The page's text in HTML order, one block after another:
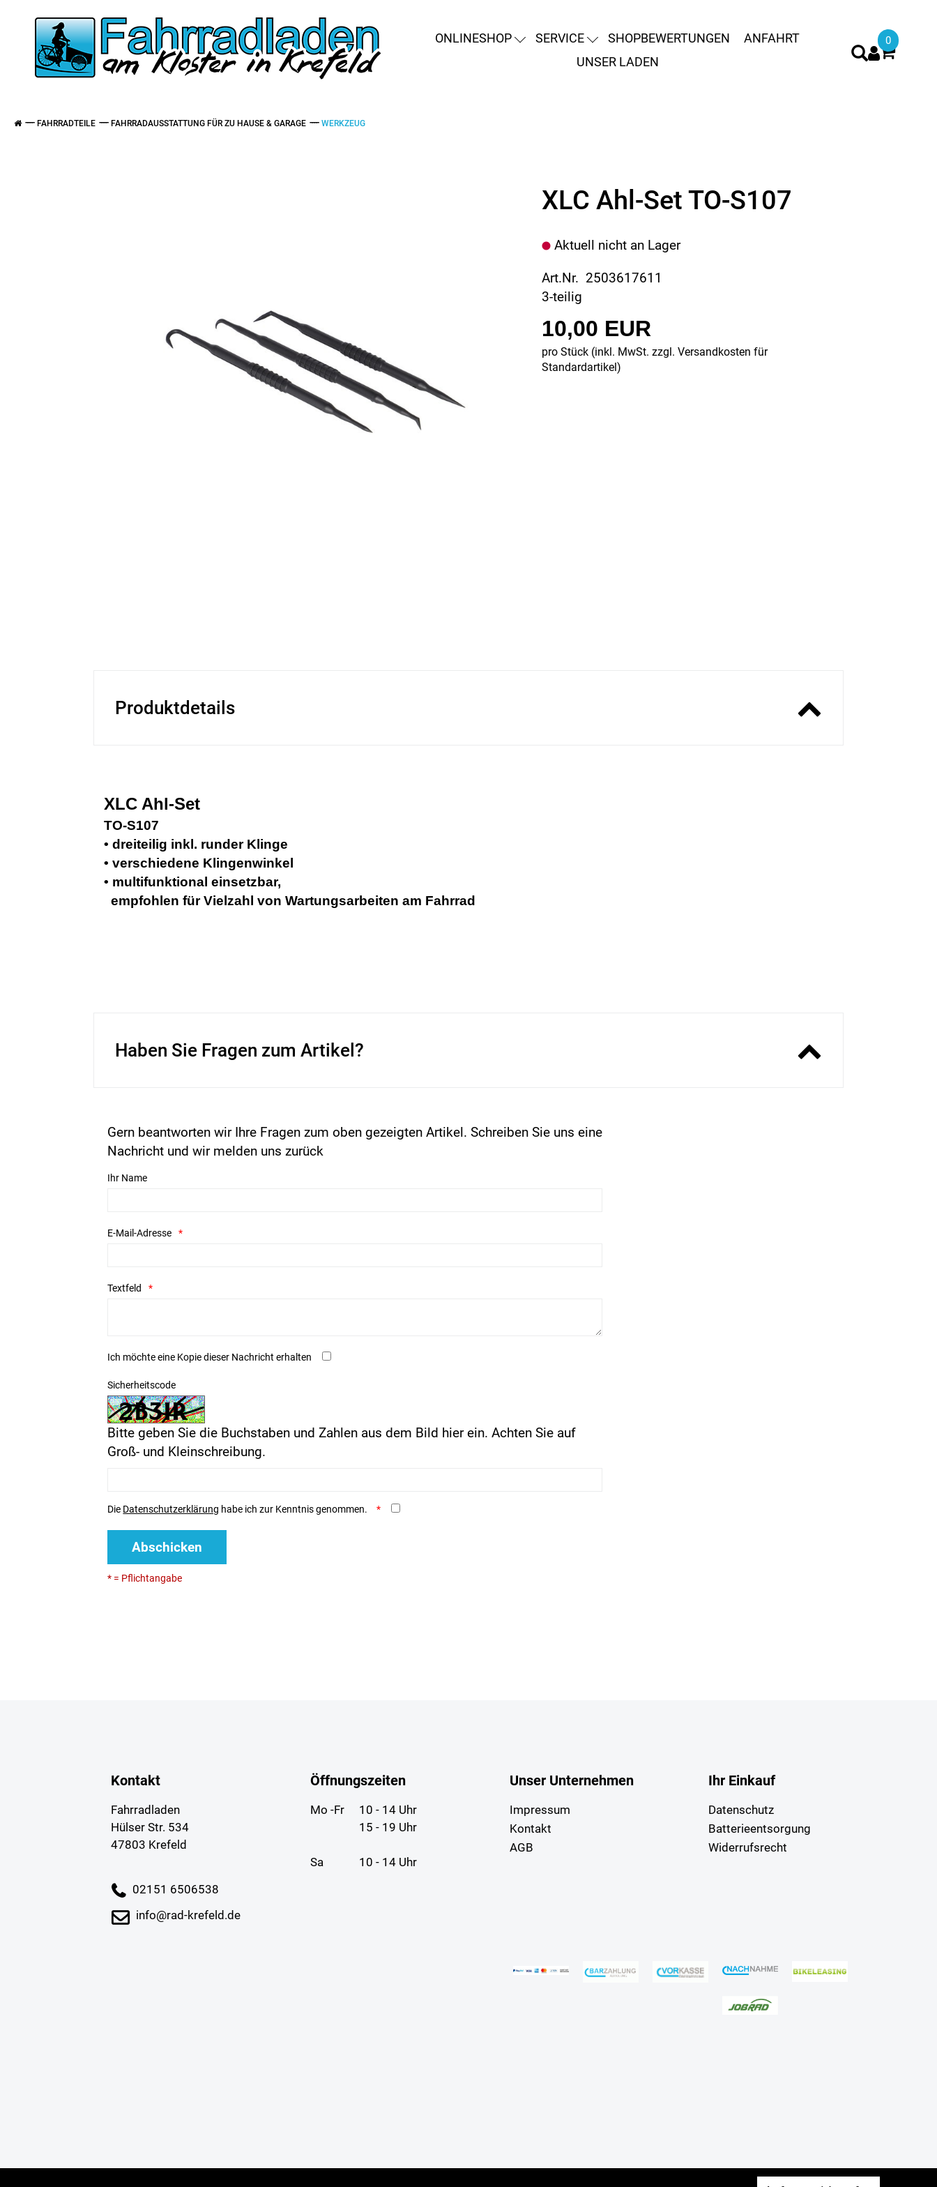
ONLINESHOP SERVICE SHOPBEWERTUNGEN
ANFAHRT
UNSER LADEN
0
FAHRRADTEILE FAHRRADAUSSTATTUNG FÜR ZU HAUSE & GARAGE WERKZEUG
XLC Ahl-Set TO-S107
Aktuell nicht an Lager
Art.Nr. 2503617611
3-teilig
10,00 EUR
pro Stück (inkl. MwSt. zzgl. Versandkosten für
Standardartikel)
Produktdetails
XLC Ahl-Set
TO-S107
• dreiteilig inkl. runder Klinge
• verschiedene Klingenwinkel
• multifunktional einsetzbar,
empfohlen für Vielzahl von Wartungsarbeiten am Fahrrad
Haben Sie Fragen zum Artikel?
Gern beantworten wir Ihre Fragen zum oben gezeigten Artikel. Schreiben Sie uns eine
Nachricht und wir melden uns zurück
Ihr Name
E-Mail-Adresse
Textfeld
Ich möchte eine Kopie dieser Nachricht erhalten
Sicherheitscode
Bitte geben Sie die Buchstaben und Zahlen aus dem Bild hier ein. Achten Sie auf
Groß- und Kleinschreibung.
Die Datenschutzerklärung habe ich zur Kenntnis genommen.
Abschicken
* = Pflichtangabe
Kontakt
Fahrradladen
Hülser Str. 534
47803 Krefeld
02151 6506538
info@rad-krefeld.de
Öffnungszeiten
Mo -Fr
10 - 14 Uhr
15 - 19 Uhr
Sa 10 - 14 Uhr
Unser Unternehmen
Impressum
Kontakt
AGB
Ihr Einkauf
Datenschutz
Batterieentsorgung
Widerrufsrecht